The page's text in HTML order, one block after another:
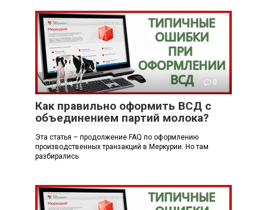
Справка 0
Как правильно оформить ВСД с
объединением партий молока?
Эта статья – продолжение FAQ по оформлению
производственных транзакций в Меркурии. Но там
разбирались